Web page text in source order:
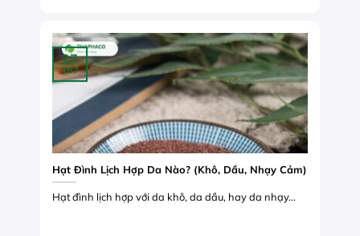
Hạt Đình Lịch Hợp Da Nào? (Khô, Dầu, Nhạy Cảm)
Hạt đình lịch hợp với da khô, da dầu, hay da nhạy...
27
Th7